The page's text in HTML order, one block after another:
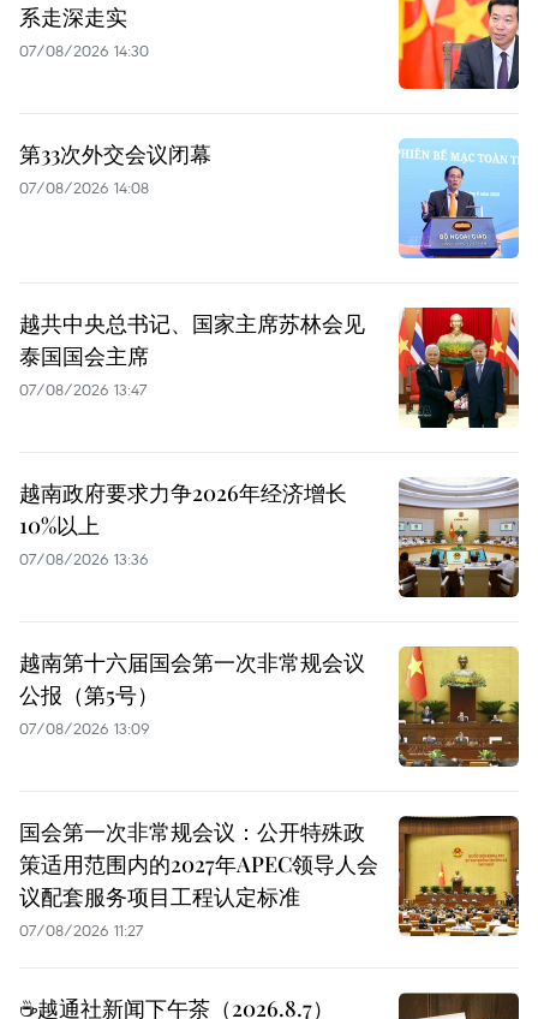
系走深走实
07/08/2026 14:30
第33次外交会议闭幕
07/08/2026 14:08
越共中央总书记、国家主席苏林会见
泰国国会主席
07/08/2026 13:47
越南政府要求力争2026年经济增长
10%以上
07/08/2026 13:36
越南第十六届国会第一次非常规会议
公报（第5号）
07/08/2026 13:09
国会第一次非常规会议：公开特殊政
策适用范围内的2027年APEC领导人会
议配套服务项目工程认定标准
07/08/2026 11:27
☕️越通社新闻下午茶（2026.8.7）